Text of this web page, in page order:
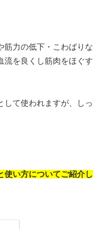
筋力の低下・こわばりな
流を良くし筋肉をほぐす
して使われますが、しっ
使い方についてご紹介し